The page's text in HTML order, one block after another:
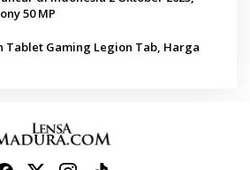
50 MP
Tablet Gaming Legion Tab, Harga